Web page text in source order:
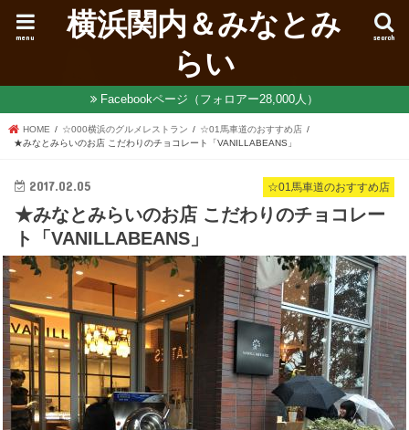
横浜関内＆みなとみ
らい
search
menu
Facebookページ（フォロアー28,000人）
HOME ☆000横浜のグルメレストラン
☆01馬車道のおすすめ店
★みなとみらいのお店 こだわりのチョコレート「VANILLABEANS」
☆01馬車道のおすすめ店
2017.02.05
★みなとみらいのお店 こだわりのチョコレー
ト「VANILLABEANS」